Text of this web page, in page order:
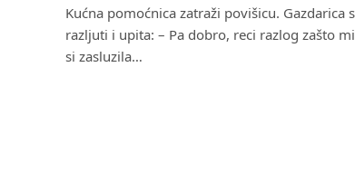
Kućna pomoćnica zatraži povišicu. Gazdarica
razljuti i upita: – Pa dobro, reci razlog zašto
si zasluzila…